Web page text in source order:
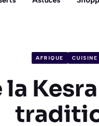
AFRIQUE CUISINE